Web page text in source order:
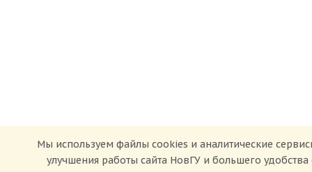
Мы используем файлы cookies и аналитические
улучшения работы сайта НовГУ и большего удобства